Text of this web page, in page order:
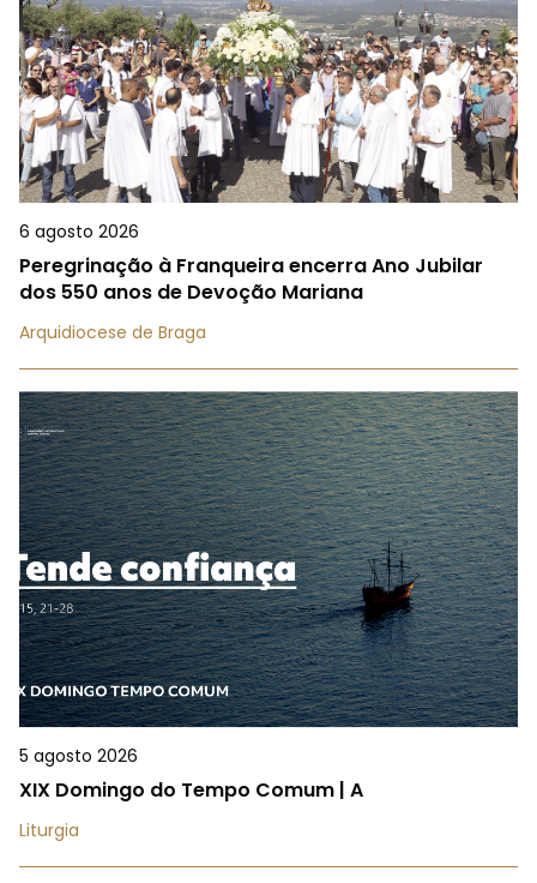
6 agosto 2026
Peregrinação à Franqueira encerra Ano Jubilar
dos 550 anos de Devoção Mariana
Arquidiocese de Braga
5 agosto 2026
XIX Domingo do Tempo Comum | A
Liturgia